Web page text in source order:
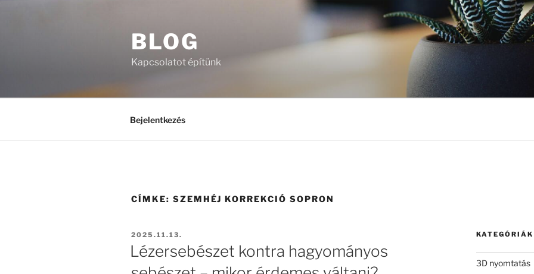
BLOG
Kapcsolatot építünk
Bejelentkezés
CÍMKE: SZEMHÉJ KORREKCIÓ SOPRON
BEKÜLDVE:
2025.11.13.
Lézersebészet kontra hagyományos
KATEGÓRIÁK
3D nyomtatás